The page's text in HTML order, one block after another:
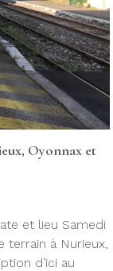
Oyonnax et
et lieu Samedi
terrain à Nurieux,
d’ici au